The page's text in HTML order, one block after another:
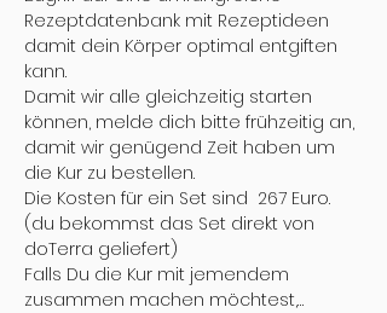
Rezeptdatenbank mit Rezeptideen
damit dein Körper optimal entgiften
kann.
Damit wir alle gleichzeitig starten
können, melde dich bitte frühzeitig an,
damit wir genügend Zeit haben um
die Kur zu bestellen.
Die Kosten für ein Set sind  267 Euro.
(du bekommst das Set direkt von
doTerra geliefert)
Falls Du die Kur mit jemendem
zusammen machen möchtest,…